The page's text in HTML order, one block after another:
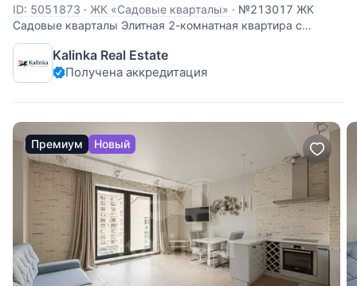
ID: 5051873 · ЖК «Садовые кварталы» · №213017 ЖК
Садовые кварталы Элитная 2-комнатная квартира с
дизайнерским ремонтом в легендарном ЖК «Садовые
кварталы» (Хамовники). Окна выходят в благоустроенный
внутренний двор. Вы получаете абсолютную тишину,
Kalinka Real Estate
Получена аккредитация
Премиум Новый